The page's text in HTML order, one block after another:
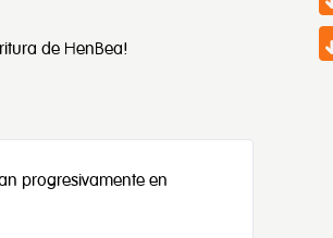
de HenBea!
progresivamente en